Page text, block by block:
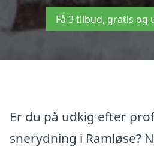
Få 3 tilbud, gratis og
Er du på udkig efter
snerydning i Ramløse?